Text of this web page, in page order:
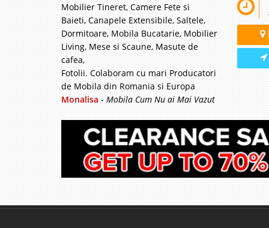
-14% Comoda
Comoda 4 sertare in
Rosu Un accesoriu
foarte utila pentru
strengar. Calitatea
Comoda
si tineret -
Dormitor modern
rosu bleu negru
Mobilier Tineret, Camere Fete si
Baieti, Canapele Extensibile, Saltele,
Dormitoare, Mobila Bucatarie, Mobilier
Living, Mese si Scaune, Masute de
cafea,
Fotolii. Colaboram cu mari Producatori
de Mobila din Romania si Europa
Monalisa - Mobila Cum Nu ai Mai Vazut